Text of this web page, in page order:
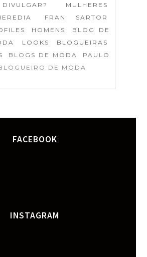
MULHERES
FRAN SARTOR
HOMENS
BLOG DE
LOOKS
BLOGUEIRAS
BLOGS DE MODA
PAULO
DE MODA
FACEBOOK
INSTAGRAM